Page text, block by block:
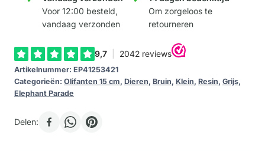
Voor 12:00 besteld,
vandaag verzonden
Om zorgeloos te
retourneren
Artikelnummer: EP41253421
Categorieën: Olifanten 15 cm, Dieren, Bruin, Klein, Resin, Grijs,
Elephant Parade
Delen: